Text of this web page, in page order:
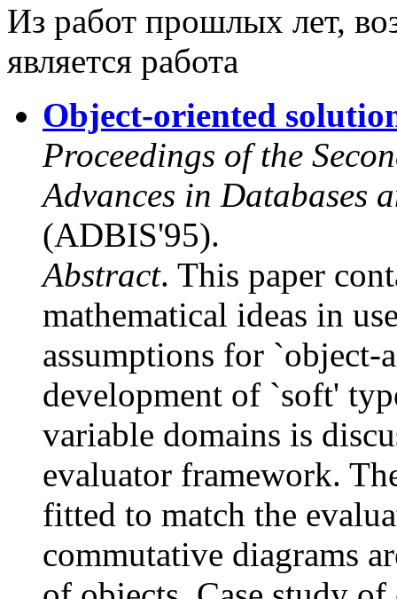
Из работ прошлых лет,
является работа
Object-oriented
Proceedings of the
Advances in Databases
(ADBIS'95).
Abstract. This paper
mathematical ideas in
assumptions for `object-
development of `soft'
variable domains is
evaluator framework.
fitted to match the
commutative diagrams